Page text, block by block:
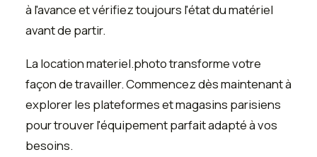
à l'avance et vérifiez toujours l'état du matériel
avant de partir.
La location materiel.photo transforme votre
façon de travailler. Commencez dès maintenant à
explorer les plateformes et magasins parisiens
pour trouver l'équipement parfait adapté à vos
besoins.